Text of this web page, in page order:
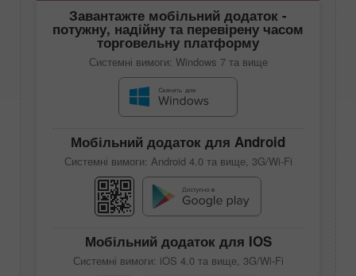
Завантажте мобільний додаток -
потужну, надійну та перевірену часом
торговельну платформу
Системні вимоги: Windows 7 та вище
Мобільний додаток для Android
Системні вимоги: Android 4.0 та вище, 3G/Wi-Fi
Мобільний додаток для IOS
Системні вимоги: iOS 4.0 та вище, 3G/Wi-Fi